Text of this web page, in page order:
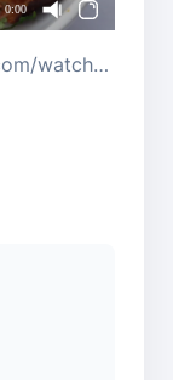
0:00
Источник: https://www.youtube.com/watch?v=HM6La5eZwQo